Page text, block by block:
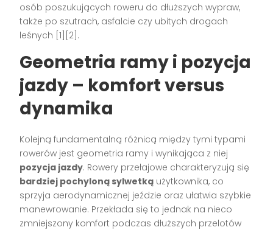
osób poszukujących roweru do dłuższych wypraw,
także po szutrach, asfalcie czy ubitych drogach
leśnych [1][2].
Geometria ramy i pozycja
jazdy – komfort versus
dynamika
Kolejną fundamentalną różnicą między tymi typami
rowerów jest geometria ramy i wynikająca z niej
pozycja jazdy. Rowery przełajowe charakteryzują się
bardziej pochyloną sylwetką użytkownika, co
sprzyja aerodynamicznej jeździe oraz ułatwia szybkie
manewrowanie. Przekłada się to jednak na nieco
zmniejszony komfort podczas dłuższych przelotów